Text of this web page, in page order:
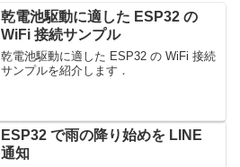
乾電池駆動に適した ESP32 の
WiFi 接続サンプル
乾電池駆動に適した ESP32 の WiFi 接続
サンプルを紹介します．
ESP32 で雨の降り始めを LINE
通知